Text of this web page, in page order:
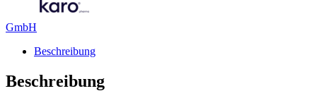
GmbH
Beschreibung
Beschreibung